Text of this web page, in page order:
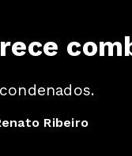
Ribeiro